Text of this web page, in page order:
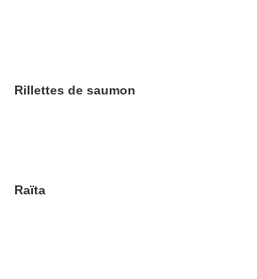
Rillettes de saumon
Raïta